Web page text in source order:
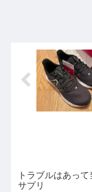
トラブルはあっ
サプリ